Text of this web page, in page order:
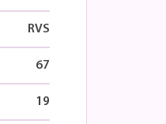
RVS
67
19